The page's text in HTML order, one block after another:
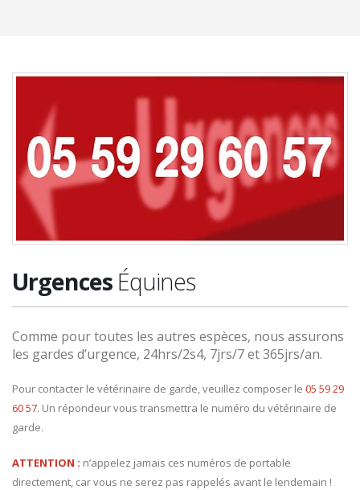
Urgences Équines
Comme pour toutes les autres espèces, nous assurons
les gardes d’urgence, 24hrs/2s4, 7jrs/7 et 365jrs/an.
Pour contacter le vétérinaire de garde, veuillez composer le 05 59 29
60 57. Un répondeur vous transmettra le numéro du vétérinaire de
garde.
ATTENTION : n’appelez jamais ces numéros de portable
directement, car vous ne serez pas rappelés avant le lendemain !